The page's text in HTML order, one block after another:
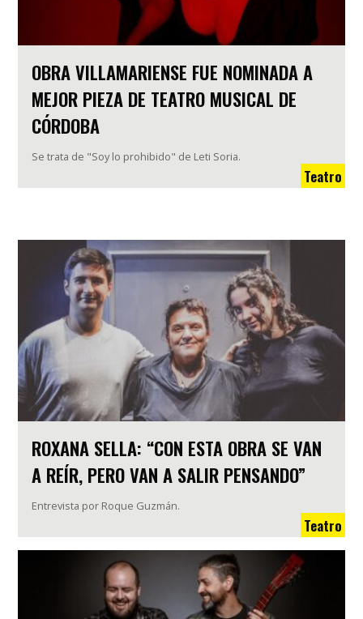
OBRA VILLAMARIENSE FUE NOMINADA A
MEJOR PIEZA DE TEATRO MUSICAL DE
CÓRDOBA
Se trata de "Soy lo prohibido" de Leti Soria.
Teatro
ROXANA SELLA: “CON ESTA OBRA SE VAN
A REÍR, PERO VAN A SALIR PENSANDO”
Entrevista por Roque Guzmán.
Teatro